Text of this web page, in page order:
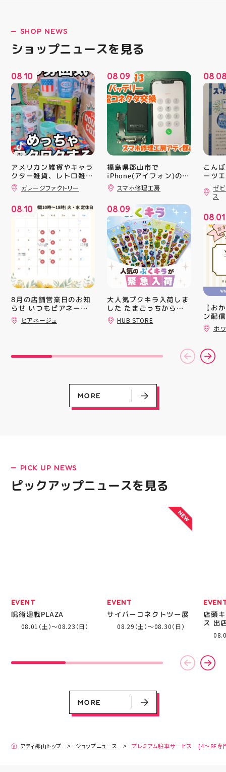
LATEST!
ピックアップニュース
08.01（土）～08.31（月）
05.21（木）～09.27（日）
CAMPAIGN
CAMPAIGN
MORE
SHOP NEWS
ショップニュースを見る
08.10
アメリカン雑貨やキャラ
クター雑貨、レトロ雑貨
などたくさん販売してま
す🧸 圧巻の量です 郡山
レージファクトリー”へ
遊びに来てね️‍️‍️‍ #福島 #郡
アメリカン雑貨
ガレージファクトリー
08.10
8月の店舗営業日のお知
らせ いつもピアネージ
ュをご利用いただき あ
りがとうございます 8月
15日は店舗をお休みさ
🧵定休日 火・水 イベ
ント出店の日もあります
ンダーをチェックしてい
皆さまをお待ちしていま
す #ピアネージュ #郡山
ハンドメイド #郡山ワー
ピアネージュ
08.09
福島県郡山市で
iPhone(アイフォン)の充
電口修理はスマホ修理工
房アティ郡山店なら即日
スマホ修理工房
08.09
大人気プクキラ入荷しま
した たまごっちからサ
ンリオまで 全13種類の
豊富なラインナップが勢
ず胸キュンしちゃうデザ
インばかり 集めたくな
定での入荷となりますの
で 気になっていた方、
まだGETできてない方は
売り切れる前にぜひお早
HUBSTORE 数量限定 新
商品入荷
HUB STORE
08.
こん
ーツ
ィ郡
「ゼ
つり
16(日
ィ館
を行
入り
対策
た、
ート(
買い
ツポ
録)画
だく
加す
ズな
ぜひ
熱い
ゼ
ス
08.01
〖お
ン配
ッパ
￥
ーポ
ース
ホ
MORE
PICK UP NEWS
ピックアップニュースを見る
EVENT
呪術廻戦PLAZA
08.01（土）～08.23（日）
EVENT
サイバーコネクトツー展
08.29（土）～08.30（日）
NEW
店頭
ス 出
MORE
アティ郡山トップ ショップニュース プレミアム駐車サービス [4～8F専